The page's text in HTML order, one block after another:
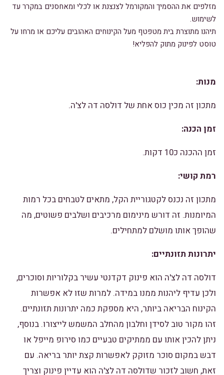
מזלפים את ההסמיך והמקורמל לצנצנת או לכלי ומאחסנים במקרר עד
לשימוש.
תיהנו מתוצרת בית מטפטף מעל הקינוחים האהובים עליכם או מרחו על
טוסט לפינוק מתוק להפליא!
מנות:
מתכון זה מכין כוס אחת של דולסה דה לצ'ה.
זמן הכנה:
זמן ההכנה כ10 דקות.
רמת קושי:
מתכון זה נכנס לקטגוריית הקל, מתאים לטבחים בכל רמות
המיומנות. זה דורש מינימום מרכיבים ושלבים פשוטים, מה
שהופך אותו מושלם למתחילים.
יתרונות תזונתיים:
דולסה דה לצ'ה הוא פינוק דקדנטי עשיר בקלוריות וסוכרים,
ולכן עדיף ליהנות ממנו במידה. למרות שזו לא אפשרות
הקינוח הבריאה ביותר, היא מספקת כמה יתרונות תזונתיים.
זהו מקור טוב לסידן וחלבון מהחלב המשמש לייצורו. בנוסף,
ניתן להכין אותו עם ממתיקים טבעיים כמו סירופ מייפל או
דבש במקום סוכר מזוקק לאפשרות קצת יותר בריאה. עם
זאת, חשוב לזכור שדולסה דה לצ'ה הוא עדיין פינוק וצריך